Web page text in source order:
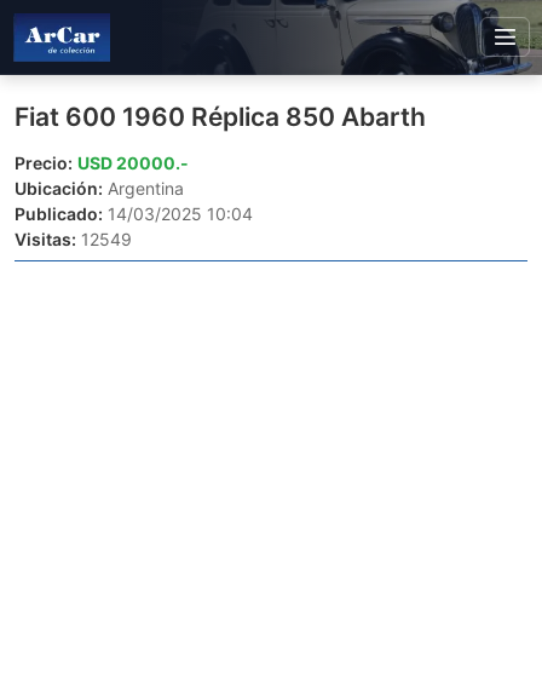
Fiat 600 1960 Réplica 850 Abarth
Precio: USD 20000.-
Ubicación: Argentina
Publicado: 14/03/2025 10:04
Visitas: 12549